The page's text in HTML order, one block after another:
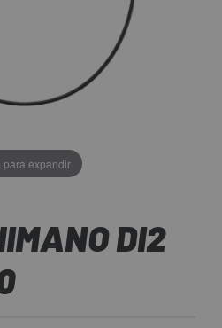
para expandir
DI2